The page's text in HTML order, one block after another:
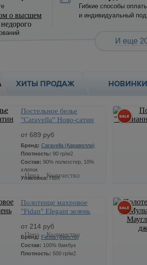
о высшем
недорого
Гибкие способы
и индивидуальный
И еще
ХИТЫ ПРОДАЖ НОВИНКИ
Постельное белье
"Caravella" Ново-сатин
от 689 руб
Бренд: Caravella (Каравелла)
Плотность: 90 гр/м2
Состав: 90% полиэстер, 10%
хлопок
Упаковка:ПВХ
Цена Количество
766
689 x
866
Размер:
Артикул:
Полотенце махровое
"Fidan" Elegant зелень
от 214 руб
Бренд: Fiesta (Фиеста)
Состав: 100% бамбук
Плотность: 500 гр/м2
Цена Количество